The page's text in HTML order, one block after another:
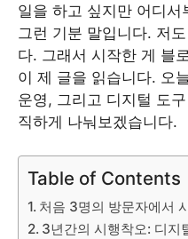
일을 하고 싶지만 어디
그런 기분 말입니다. 저
다. 그래서 시작한 게 블
이 제 글을 읽습니다. 오
운영, 그리고 디지털 도
직하게 나눠보겠습니다.
Table of Contents
처음 3명의 방문자에서
3년간의 시행착오: 디지